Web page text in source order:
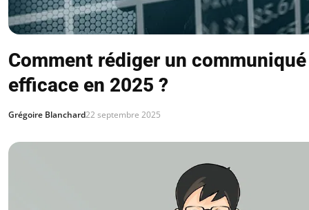
Comment rédiger un
efficace en 2025 ?
Grégoire Blanchard22 septembre 2025